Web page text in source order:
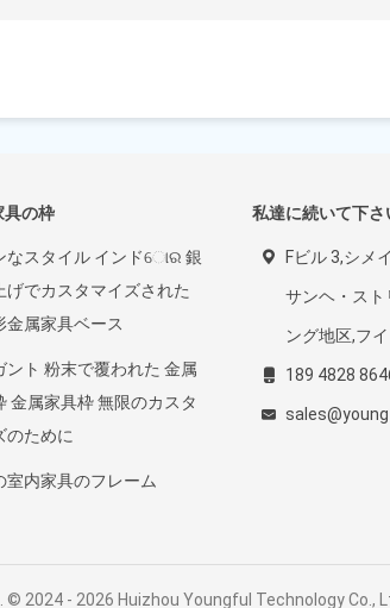
具の枠
なスタイル インドୋର 銀
げでカスタマイズされた
金属家具ベース
ント 粉末で覆われた 金属
金属家具枠 無限のカスタ
のために
室内家具のフレーム
私達に続いて下さ
Fビル 3,シメ
サンヘ・スト
ング地区,フ
189 4828
© 2024 - 2026 Huizhou Youngful Technology Co.,